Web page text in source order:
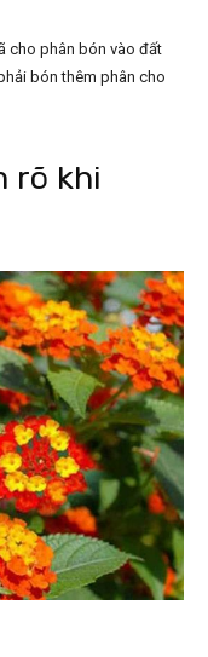
cho phân bón vào đất
bón thêm phân cho
rõ khi